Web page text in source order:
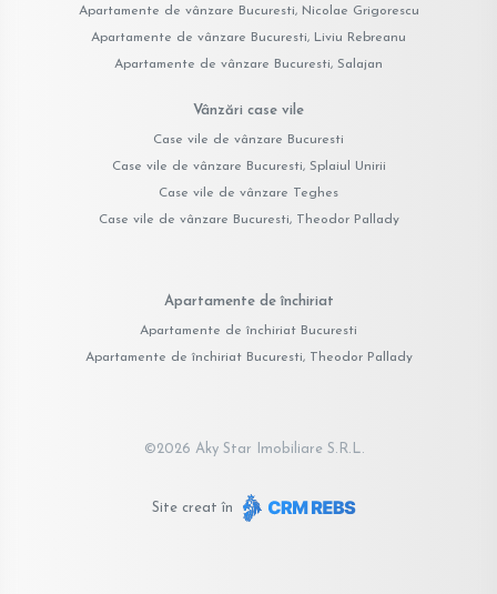
Apartamente de vânzare Bucuresti, Nicolae Grigorescu
Apartamente de vânzare Bucuresti, Liviu Rebreanu
Apartamente de vânzare Bucuresti, Salajan
Vânzări case vile
Case vile de vânzare Bucuresti
Case vile de vânzare Bucuresti, Splaiul Unirii
Case vile de vânzare Teghes
Case vile de vânzare Bucuresti, Theodor Pallady
Apartamente de închiriat
Apartamente de închiriat Bucuresti
Apartamente de închiriat Bucuresti, Theodor Pallady
©2026 Aky Star Imobiliare S.R.L.
Site creat în